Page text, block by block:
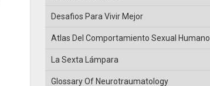
Desafios Para Vivir Mejor
Atlas Del Comportamiento Sexual Humano
La Sexta Lámpara
Glossary Of Neurotraumatology